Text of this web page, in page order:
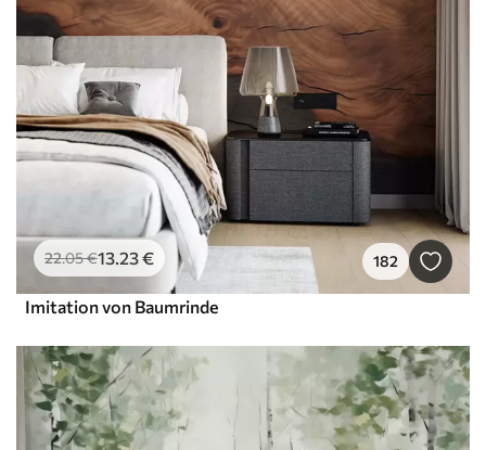
22.05€13.23€ 182
Imitation von Baumrinde